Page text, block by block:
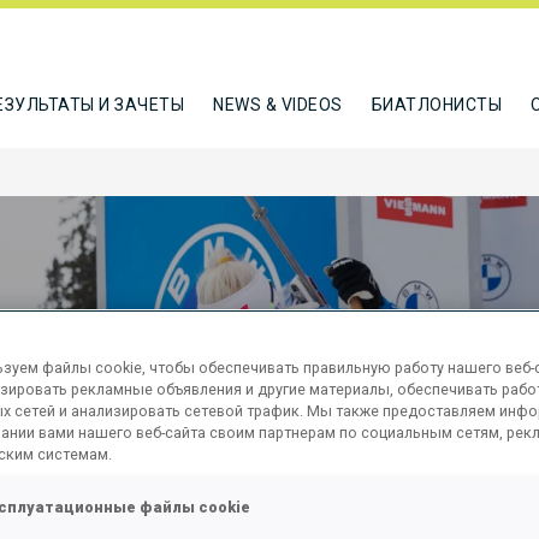
И ЗАЧЕТЫ NEWS & VIDEOS БИАТЛОНИСТЫ
SPRINT
файлы cookie, чтобы обеспечивать правильную работу нашего веб-
рекламные объявления и другие материалы, обеспечивать
сетей и анализировать сетевой трафик. Мы также предоставляем
вами нашего веб-сайта своим партнерам по социальным сетям,
системам.
файлы cookie